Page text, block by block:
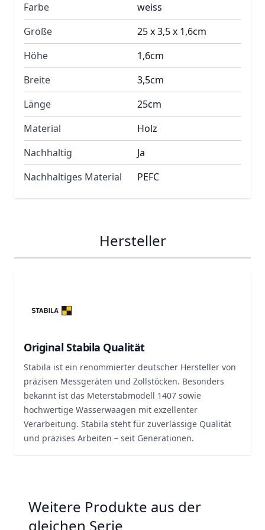
Farbe
weiss
Größe
25 x 3,5 x 1,6cm
Höhe
1,6cm
Breite
3,5cm
Länge
25cm
Material
Holz
Nachhaltig
Ja
Nachhaltiges Material
PEFC
Hersteller
Original Stabila Qualität
Stabila ist ein renommierter deutscher Hersteller von
präzisen Messgeräten und Zollstöcken. Besonders
bekannt ist das Meterstabmodell 1407 sowie
hochwertige Wasserwaagen mit exzellenter
Verarbeitung. Stabila steht für zuverlässige Qualität
und präzises Arbeiten – seit Generationen.
Weitere Produkte aus der
gleichen Serie